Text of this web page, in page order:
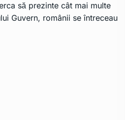
să prezinte cât mai multe
Guvern, românii se întreceau